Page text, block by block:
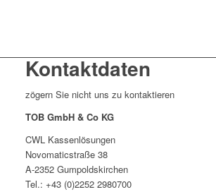
Kontaktdaten
zögern Sie nicht uns zu kontaktieren
TOB GmbH & Co KG
CWL Kassenlösungen
Novomaticstraße 38
A-2352 Gumpoldskirchen
Tel.: +43 (0)2252 2980700